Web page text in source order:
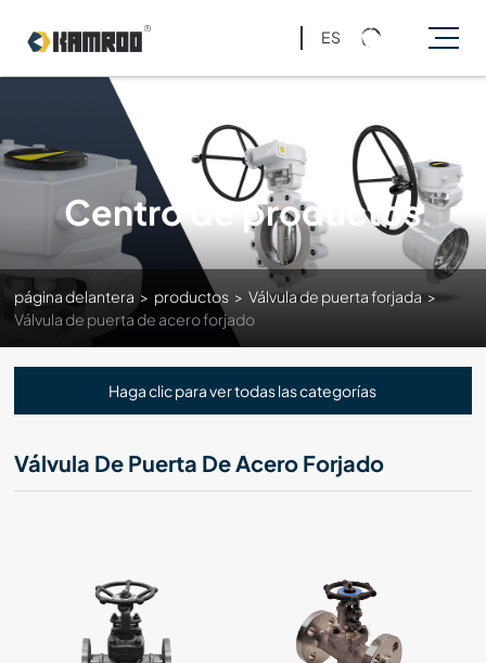
ES
Centro de productos
página delantera > productos > Válvula de puerta forjada >
Válvula de puerta de acero forjado
Haga clic para ver todas las categorías
Válvula De Puerta De Acero Forjado